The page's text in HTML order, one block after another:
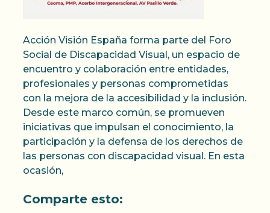
Acción Visión España forma parte del Foro
Social de Discapacidad Visual, un espacio de
encuentro y colaboración entre entidades,
profesionales y personas comprometidas
con la mejora de la accesibilidad y la inclusión.
Desde este marco común, se promueven
iniciativas que impulsan el conocimiento, la
participación y la defensa de los derechos de
las personas con discapacidad visual. En esta
ocasión,
Comparte esto: